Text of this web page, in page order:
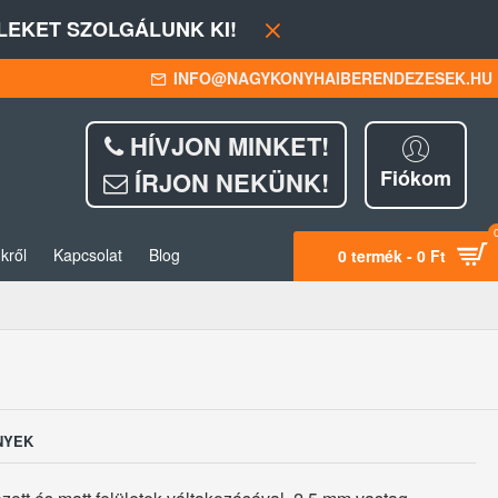
SZOLGÁLUNK KI!
INFO@NAGYKONYHAIBERENDEZESEK.HU
HÍVJON MINKET!
ÍRJON NEKÜNK!
Fiókom
Kapcsolat Blog 0 termék - 0 Ft